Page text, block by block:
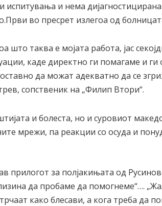
испитувања и нема
во пресрет излегоа од
што таква е мојата работа, јас
каде директно ги помагаме и
да можат адекватно да се
сопственик на „Филип Втори“.
и болеста, но и суровиот
мрежи, па реакции со осуда и
прилогот за полјакињата од
да пробаме да помогнеме“….
како блесави, а кога треба да